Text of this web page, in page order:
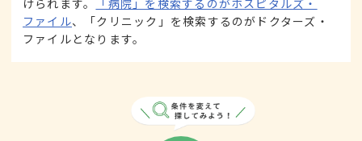
けられます。
「病院」を検索するのがホスピタルズ・
ファイル、「クリニック」を検索するのがドクターズ・
ファイルとなります。